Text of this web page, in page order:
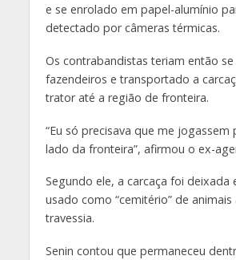
e se enrolado em papel-alumínio
detectado por câmeras térmicas.
Os contrabandistas teriam então
fazendeiros e transportado a
trator até a região de fronteira.
“Eu só precisava que me jogassem
lado da fronteira”, afirmou o ex-
Segundo ele, a carcaça foi deixada
usado como “cemitério” de animais
travessia.
Senin contou que permaneceu